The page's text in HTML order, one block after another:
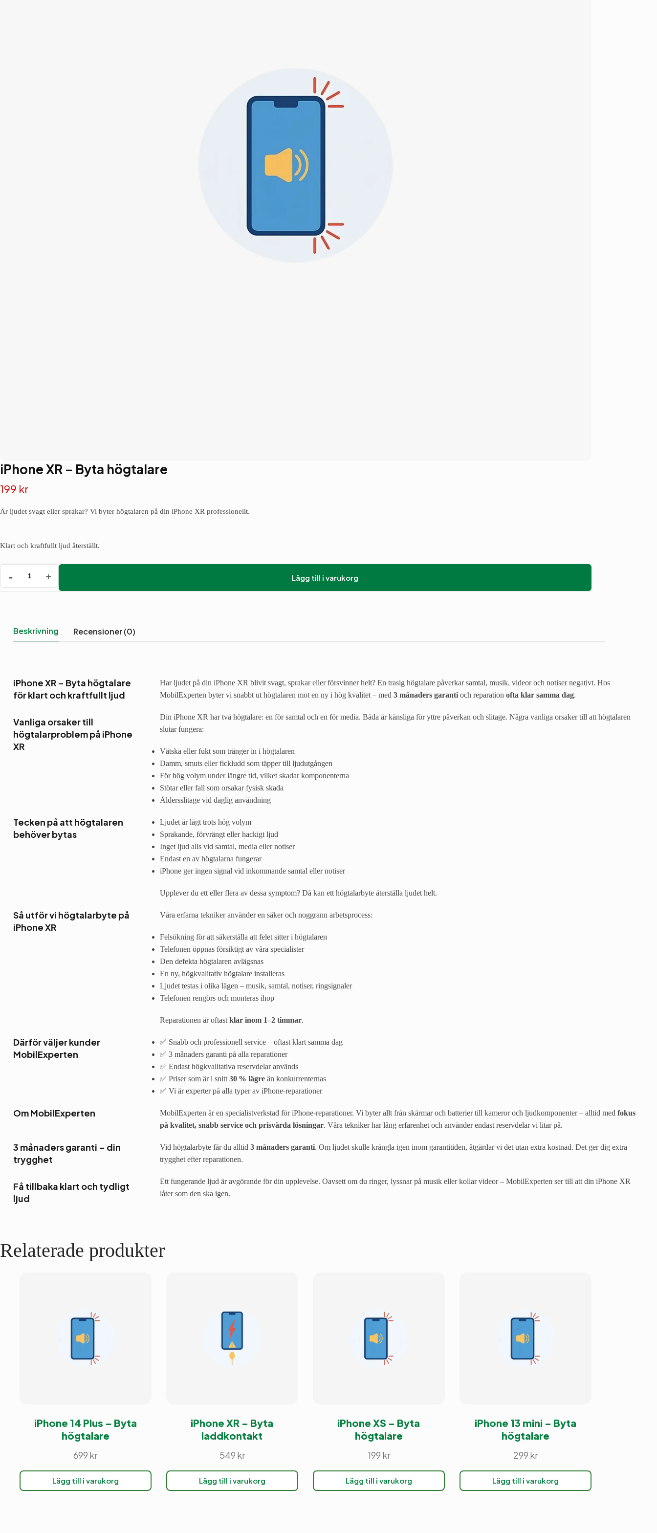
iPhone XR – Byta högtalare
199 kr
Är ljudet svagt eller sprakar? Vi byter högtalaren på din iPhone XR professionellt.
Klart och kraftfullt ljud återställt.
iPhone
XR
Lägg till i varukorg
Beskrivning Recensioner (0)
iPhone XR – Byta högtalare
för klart och kraftfullt ljud
Har ljudet på din iPhone XR blivit svagt, sprakar eller försvinner helt? En trasig högtalare påverkar samtal, musik, videor och notiser negativt. Hos
MobilExperten byter vi snabbt ut högtalaren mot en ny i hög kvalitet – med 3 månaders garanti och reparation ofta klar samma dag.
Vanliga orsaker till
högtalarproblem på iPhone
XR
Din iPhone XR har två högtalare: en för samtal och en för media. Båda är känsliga för yttre påverkan och slitage. Några vanliga orsaker till att högtalaren
slutar fungera:
Vätska eller fukt som tränger in i högtalaren
Damm, smuts eller fickludd som täpper till ljudutgången
För hög volym under längre tid, vilket skadar komponenterna
Stötar eller fall som orsakar fysisk skada
Åldersslitage vid daglig användning
Tecken på att högtalaren
behöver bytas
Ljudet är lågt trots hög volym
Sprakande, förvrängt eller hackigt ljud
Inget ljud alls vid samtal, media eller notiser
Endast en av högtalarna fungerar
iPhone ger ingen signal vid inkommande samtal eller notiser
Upplever du ett eller flera av dessa symptom? Då kan ett högtalarbyte återställa ljudet helt.
Så utför vi högtalarbyte på
iPhone XR
Våra erfarna tekniker använder en säker och noggrann arbetsprocess:
Felsökning för att säkerställa att felet sitter i högtalaren
Telefonen öppnas försiktigt av våra specialister
Den defekta högtalaren avlägsnas
En ny, högkvalitativ högtalare installeras
Ljudet testas i olika lägen – musik, samtal, notiser, ringsignaler
Telefonen rengörs och monteras ihop
Reparationen är oftast klar inom 1–2 timmar.
Därför väljer kunder
MobilExperten
✅ Snabb och professionell service – oftast klart samma dag
✅ 3 månaders garanti på alla reparationer
✅ Endast högkvalitativa reservdelar används
✅ Priser som är i snitt 30 % lägre än konkurrenternas
✅ Vi är experter på alla typer av iPhone-reparationer
Om MobilExperten MobilExperten är en specialistverkstad för iPhone-reparationer. Vi byter allt från skärmar och batterier till kameror och ljudkomponenter – alltid med fokus
på kvalitet, snabb service och prisvärda lösningar. Våra tekniker har lång erfarenhet och använder endast reservdelar vi litar på.
3 månaders garanti – din
trygghet
Vid högtalarbyte får du alltid 3 månaders garanti. Om ljudet skulle krångla igen inom garantitiden, åtgärdar vi det utan extra kostnad. Det ger dig extra
trygghet efter reparationen.
Få tillbaka klart och tydligt
ljud
Ett fungerande ljud är avgörande för din upplevelse. Oavsett om du ringer, lyssnar på musik eller kollar videor – MobilExperten ser till att din iPhone XR
låter som den ska igen.
Relaterade produkter
iPhone 14 Plus – Byta
högtalare
699 kr
Lägg till i varukorg
iPhone XR – Byta
laddkontakt
549 kr
Lägg till i varukorg
iPhone XS – Byta
högtalare
199 kr
Lägg till i varukorg
iPhone 13 mini – Byta
högtalare
299 kr
Lägg till i varukorg